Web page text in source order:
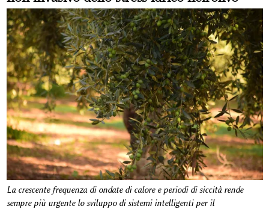
La crescente frequenza di ondate di calore e periodi di siccità rende
sempre più urgente lo sviluppo di sistemi intelligenti per il